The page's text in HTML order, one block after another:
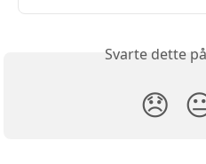
Svarte dette
😞